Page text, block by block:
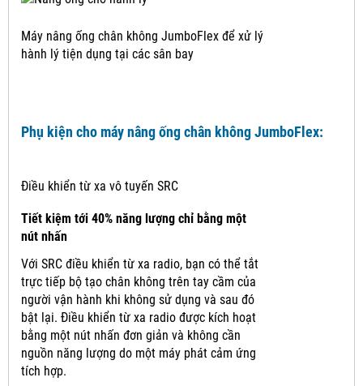
Máy nâng ống chân không JumboFlex để xử lý
hành lý tiện dụng tại các sân bay
Phụ kiện cho máy nâng ống chân không JumboFlex:
Điều khiển từ xa vô tuyến SRC
Tiết kiệm tới 40% năng lượng chỉ bằng một
nút nhấn
Với SRC điều khiển từ xa radio, bạn có thể tắt
trực tiếp bộ tạo chân không trên tay cầm của
người vận hành khi không sử dụng và sau đó
bật lại. Điều khiển từ xa radio được kích hoạt
bằng một nút nhấn đơn giản và không cần
nguồn năng lượng do một máy phát cảm ứng
tích hợp.